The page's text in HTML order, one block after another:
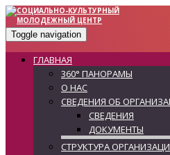
Toggle navigation
ГЛАВНАЯ
360° ПАНОРАМЫ
О НАС
СВЕДЕНИЯ ОБ
СВЕДЕНИЯ
ДОКУМЕНТЫ
СТРУКТУРА